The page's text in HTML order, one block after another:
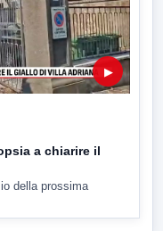
▶
a chiarire il
della prossima